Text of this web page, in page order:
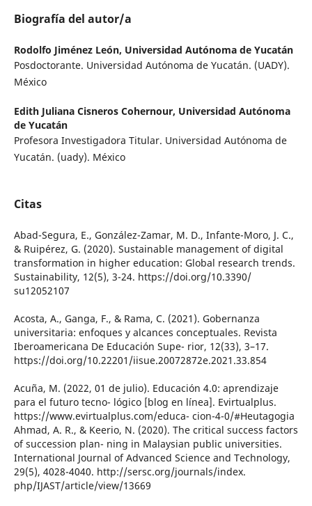
Biografía del autor/a
Rodolfo Jiménez León, Universidad Autónoma de Yucatán
Posdoctorante. Universidad Autónoma de Yucatán. (UADY).
México
Edith Juliana Cisneros Cohernour, Universidad Autónoma
de Yucatán
Profesora Investigadora Titular. Universidad Autónoma de
Yucatán. (uady). México
Citas
Abad-Segura, E., González-Zamar, M. D., Infante-Moro, J. C.,
& Ruipérez, G. (2020). Sustainable management of digital
transformation in higher education: Global research trends.
Sustainability, 12(5), 3-24. https://doi.org/10.3390/
su12052107
Acosta, A., Ganga, F., & Rama, C. (2021). Gobernanza
universitaria: enfoques y alcances conceptuales. Revista
Iberoamericana De Educación Supe- rior, 12(33), 3–17.
https://doi.org/10.22201/iisue.20072872e.2021.33.854
Acuña, M. (2022, 01 de julio). Educación 4.0: aprendizaje
para el futuro tecno- lógico [blog en línea]. Evirtualplus.
https://www.evirtualplus.com/educa- cion-4-0/#Heutagogia
Ahmad, A. R., & Keerio, N. (2020). The critical success factors
of succession plan- ning in Malaysian public universities.
International Journal of Advanced Science and Technology,
29(5), 4028-4040. http://sersc.org/journals/index.
php/IJAST/article/view/13669